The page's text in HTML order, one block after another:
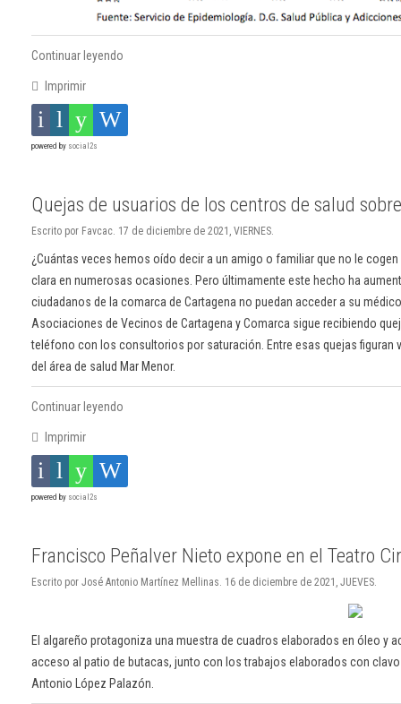
Continuar leyendo
Imprimir
powered by social2s
Quejas de usuarios de los centros de salud
Escrito por Favcac. 17 de diciembre de 2021, VIERNES.
¿Cuántas veces hemos oído decir a un amigo o familiar que no le
clara en numerosas ocasiones. Pero últimamente este hecho ha
ciudadanos de la comarca de Cartagena no puedan acceder a su
Asociaciones de Vecinos de Cartagena y Comarca sigue recibiendo
teléfono con los consultorios por saturación. Entre esas quejas
del área de salud Mar Menor.
Continuar leyendo
Imprimir
powered by social2s
Francisco Peñalver Nieto expone en el Teatro
Escrito por José Antonio Martínez Mellinas. 16 de diciembre de 2021, JUEVES.
El algareño protagoniza una muestra de cuadros elaborados en óleo y
acceso al patio de butacas, junto con los trabajos elaborados con
Antonio López Palazón.